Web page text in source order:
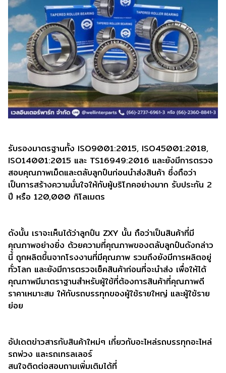
รับรองมาตรฐานทั้ง ISO9001:2015, ISO45001:2018,
ISO14001:2015 และ TS16949:2016 และยังมีการตรวจ
สอบคุณภาพเม็ดและตลับลูกปืนก่อนนำส่งสินค้า ซึ่งถือว่า
เป็นการสร้างความมั่นใจให้กับผู้บริโภคอย่างมาก รับประกัน 2
ปี หรือ 120,000 กิโลเมตร
ดังนั้น เราจะเห็นได้ว่าลูกปืน ZXY นั้น ถือว่าเป็นสินค้าที่มี
คุณภาพอย่างยิ่ง ด้วยความที่คุณภาพของตลับลูกปืนดังกล่าว
นี้ ถูกผลิตขึ้นจากโรงงานที่มีคุณภาพ รวมถึงยังมีการผลิตอยู่
ทั่วโลก และยังมีการตรวจเช็คสินค้าก่อนที่จะนำส่ง เพื่อให้ได้
คุณภาพมีมาตราฐานสำหรับผู้ใช้ที่ต้องการสินค้าที่คุณภาพดี
ราคาเหมาะสม ให้กับรถบรรทุกของผู้ใช้รายใหญ่ และผู้ใช้ราย
ย่อย
อัปเดตข่าวสารกับสินค้าใหม่ๆ เกี่ยวกับอะไหล่รถบรรทุกอะไหล่
รถพ่วง และรถเทรลเลอร์
สนใจติดต่อสอบถามเพิ่มเติมได้ที่